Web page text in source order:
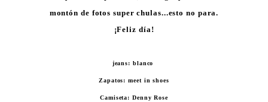
montón de fotos super chulas...esto no para.
¡Feliz día!
jeans: blanco
Zapatos: meet in shoes
Camiseta: Denny Rose